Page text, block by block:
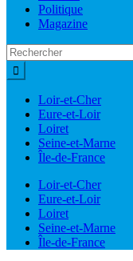
Politique
Magazine
Loir-et-Cher
Eure-et-Loir
Loiret
Seine-et-Marne
Île-de-France
Loir-et-Cher
Eure-et-Loir
Loiret
Seine-et-Marne
Île-de-France